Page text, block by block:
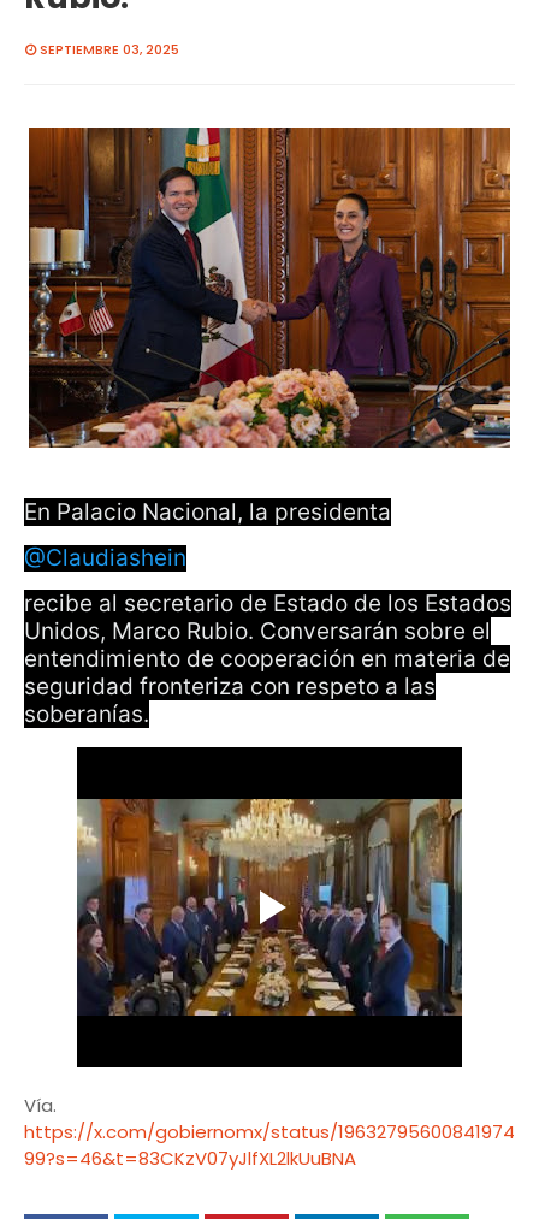
SEPTIEMBRE 03, 2025
En Palacio Nacional, la presidenta
@Claudiashein
recibe al secretario de Estado de los Estados
Unidos, Marco Rubio. Conversarán sobre el
entendimiento de cooperación en materia de
seguridad fronteriza con respeto a las
soberanías.
Vía.
https://x.com/gobiernomx/status/19632795600841974
99?s=46&t=83CKzV07yJlfXL2lkUuBNA